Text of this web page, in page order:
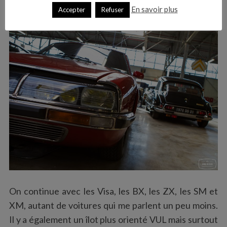
On continue avec les Visa, les BX, les ZX, les SM et
XM, autant de voitures qui me parlent un peu moins.
Il y a également un îlot plus orienté VUL mais surtout
Accepter Refuser En savoir plus